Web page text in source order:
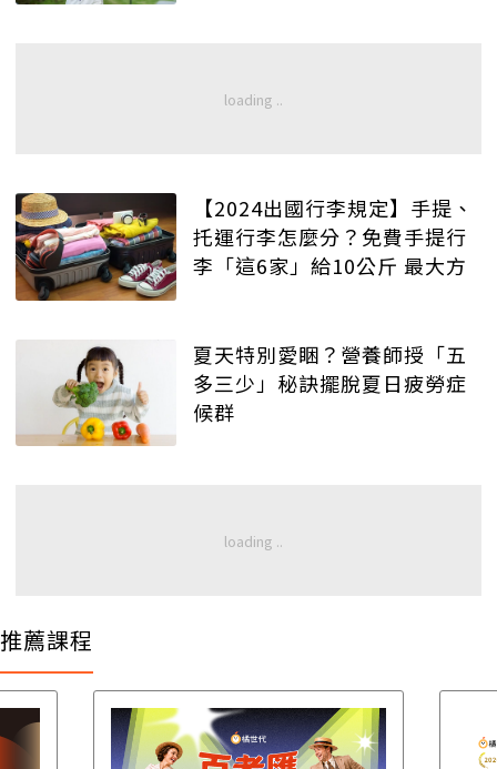
【2024出國行李規定】手提、
托運行李怎麼分？免費手提行
李「這6家」給10公斤 最大方
夏天特別愛睏？營養師授「五
多三少」秘訣擺脫夏日疲勞症
候群
推薦課程